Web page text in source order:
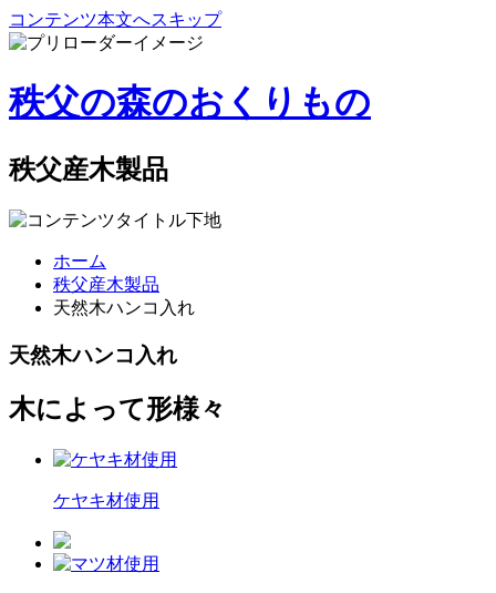
コンテンツ本文へスキップ
秩父の森のおくりもの
秩父産木製品
ホーム
秩父産木製品
天然木ハンコ入れ
天然木ハンコ入れ
木によって形様々
ケヤキ材使用